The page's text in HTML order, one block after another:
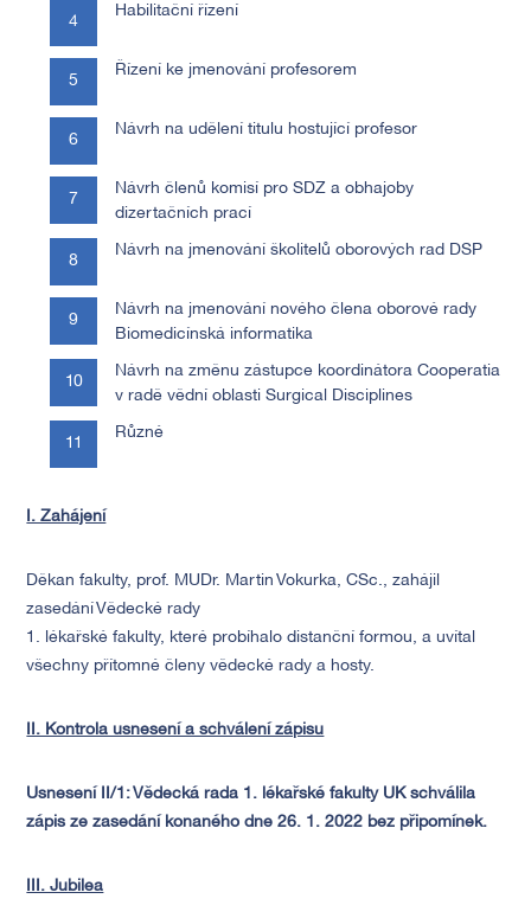
Habilitační řízení
Řízení ke jmenování profesorem
Návrh na udělení titulu hostující profesor
Návrh členů komisí pro SDZ a obhajoby
dizertačních prací
Návrh na jmenování školitelů oborových rad DSP
Návrh na jmenování nového člena oborové rady
Biomedicínská informatika
Návrh na změnu zástupce koordinátora Cooperatia
v radě vědní oblasti Surgical Disciplines
Různé
I. Zahájení
Děkan fakulty, prof. MUDr. Martin Vokurka, CSc., zahájil
zasedání Vědecké rady
1. lékařské fakulty, které probíhalo distanční formou, a uvítal
všechny přítomné členy vědecké rady a hosty.
II. Kontrola usnesení a schválení zápisu
Usnesení II/1: Vědecká rada 1. lékařské fakulty UK schválila
zápisze zasedání konaného dne 26. 1. 2022 bez připomínek.
III. Jubilea